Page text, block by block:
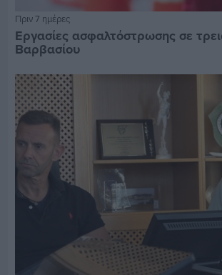
Πριν 7 ημέρες
Εργασίες ασφαλτόστρωσης σε
Βαρβασίου